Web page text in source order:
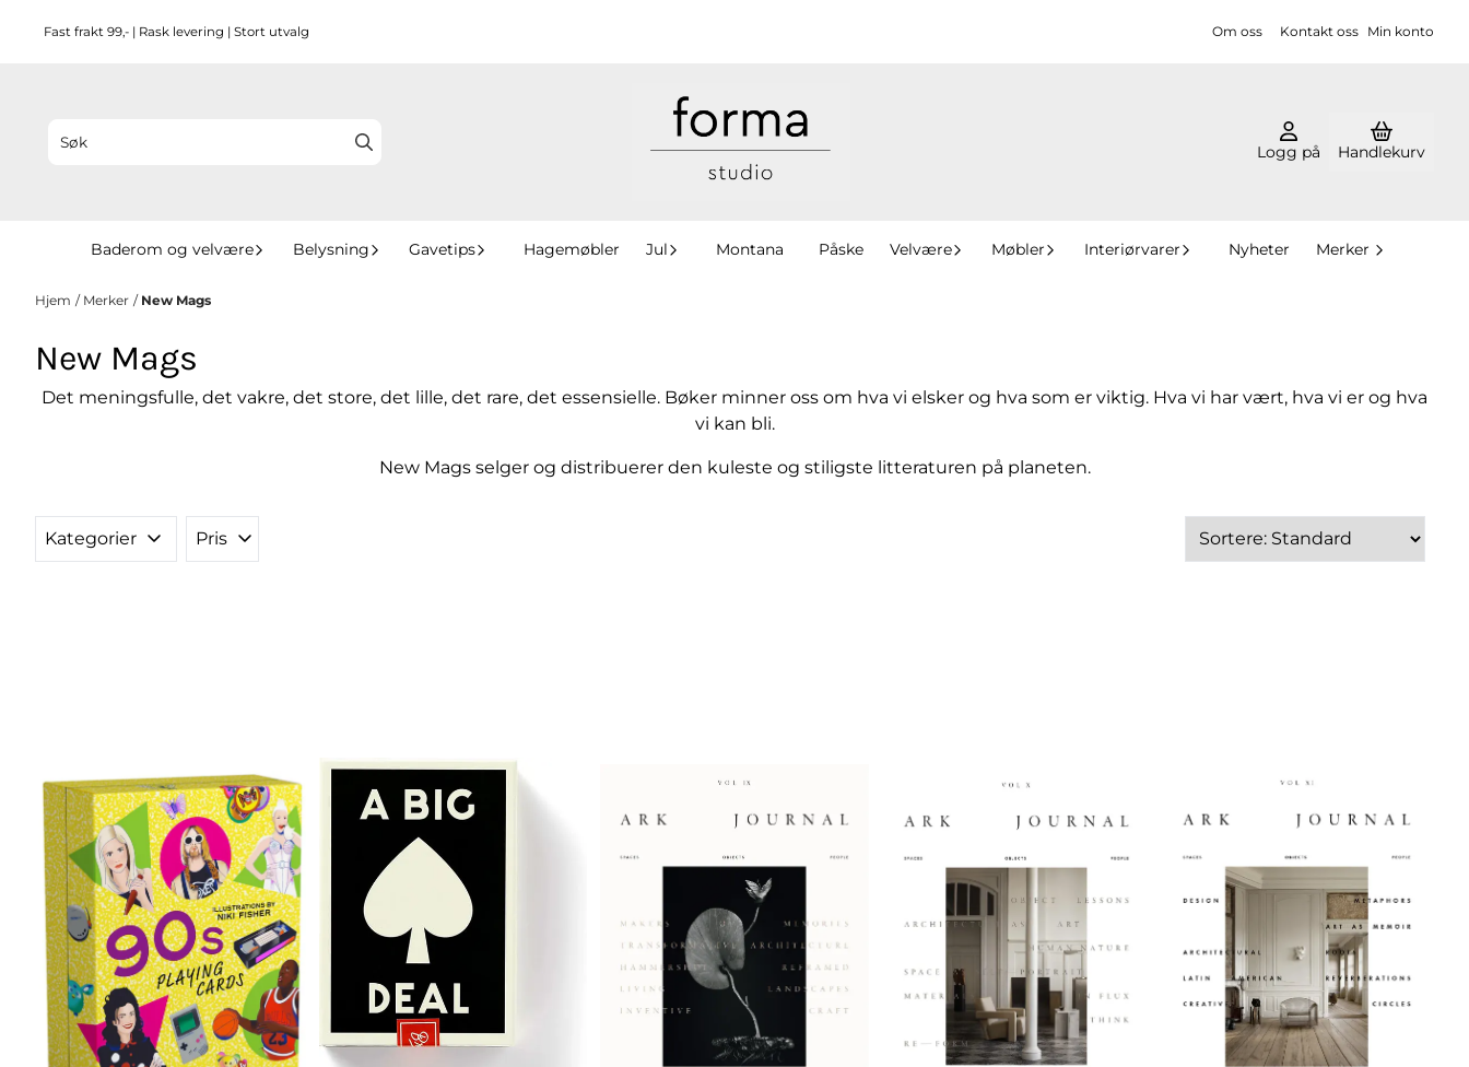
Fast frakt 99,- | Rask levering | Stort utvalg Om oss Kontakt oss Min konto
Logg på Handlekurv
Baderom og velvære Belysning Gavetips Hagemøbler Jul Montana Påske Velvære Møbler Interiørvarer Nyheter Merker
Hjem / Merker / New Mags
New Mags
Det meningsfulle, det vakre, det store, det lille, det rare, det essensielle. Bøker minner oss om hva vi elsker og hva som er viktig. Hva vi har vært, hva vi er og hva
vi kan bli.
New Mags selger og distribuerer den kuleste og stiligste litteraturen på planeten.
Kategorier Pris